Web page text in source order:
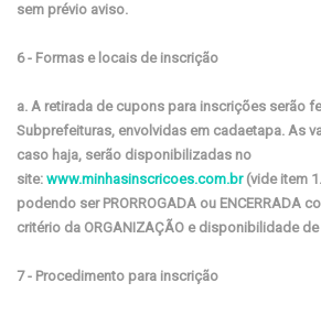
sem prévio aviso.
6 - Formas e locais de inscrição
a. A retirada de cupons para inscrições serão
Subprefeituras, envolvidas em cadaetapa. As
caso haja, serão disponibilizadas no
site: www.minhasinscricoes.com.br(vide item
podendo ser PRORROGADA ou ENCERRADA
critério da ORGANIZAÇÃO e disponibilidade
7 - Procedimento para inscrição